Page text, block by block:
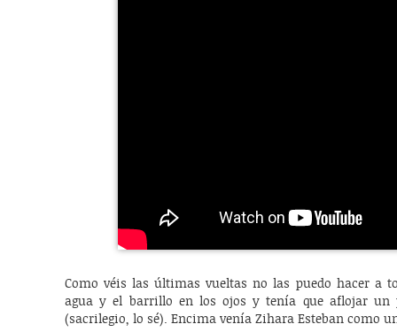
Como véis las últimas vueltas no las puedo hacer a
agua y el barrillo en los ojos y tenía que aflojar un
(sacrilegio, lo sé). Encima venía Zihara Esteban como